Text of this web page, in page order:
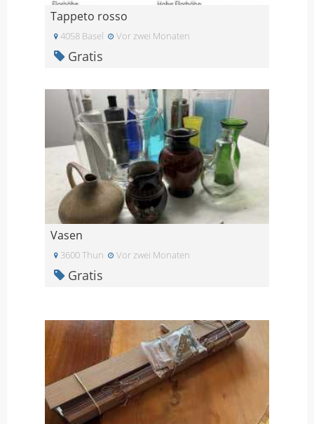
Tappeto rosso
4058 Basel Vor zwei Monaten
Gratis
Vasen
3600 Thun Vor zwei Monaten
Gratis